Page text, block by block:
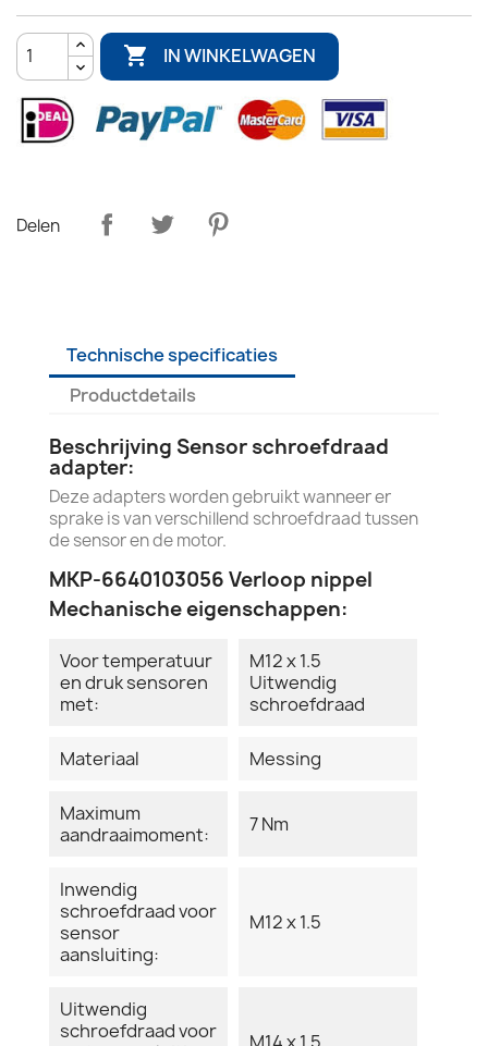
 IN WINKELWAGEN
Delen
Technische specificaties
Productdetails
Beschrijving Sensor schroefdraad
adapter:
Deze adapters worden gebruikt wanneer er
sprake is van verschillend schroefdraad tussen
de sensor en de motor.
MKP-6640103056 Verloop nippel
Mechanische eigenschappen:
Voor temperatuur
en druk sensoren
met:
M12 x 1.5
Uitwendig
schroefdraad
Materiaal Messing
Maximum
aandraaimoment:
7 Nm
Inwendig
schroefdraad voor
sensor
aansluiting:
M12 x 1.5
Uitwendig
schroefdraad voor